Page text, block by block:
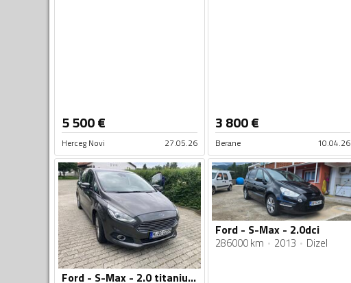
5 500€
Herceg Novi 27.05.26
3 800€
Berane 10.04.26
Ford - S-Max - 2.0 titanium
Ford - S-Max - 2.0dci
286000 km 2013 Dizel